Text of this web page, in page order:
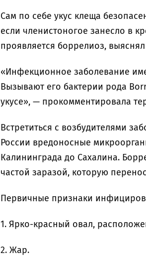
Сам по себе укус клеща
если членистоногое занесло в
проявляется боррелиоз,
«Инфекционное заболевание
Вызывают его бактерии рода
укусе», — прокомментировала
Встретиться с возбудителями
России вредоносные
Калининграда до Сахалина.
частой заразой, которую
Первичные признаки
1. Ярко-красный овал,
2. Жар.